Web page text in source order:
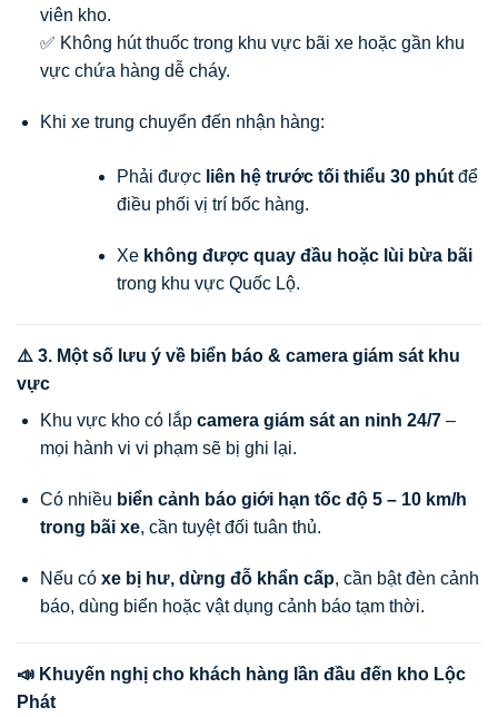
viên kho.
✅ Không hút thuốc trong khu vực bãi xe hoặc gần khu
vực chứa hàng dễ cháy.
Khi xe trung chuyển đến nhận hàng:
Phải được liên hệ trước tối thiểu 30 phútđể
điều phối vị trí bốc hàng.
Xe không được quay đầu hoặc lùi bừa bãi
trong khu vực Quốc Lộ.
⚠️ 3. Một số lưu ý về biển báo & camera giám sát khu
vực
Khu vực kho có lắp camera giám sát an ninh 24/7–
mọi hành vi vi phạm sẽ bị ghi lại.
Có nhiều biển cảnh báo giới hạn tốc độ 5 – 10 km/h
trong bãi xe, cần tuyệt đối tuân thủ.
Nếu có xe bị hư, dừng đỗ khẩn cấp, cần bật đèn cảnh
báo, dùng biển hoặc vật dụng cảnh báo tạm thời.
📣 Khuyến nghị cho khách hàng lần đầu đến kho Lộc
Phát